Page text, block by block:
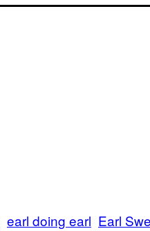
earl doing earl Earl